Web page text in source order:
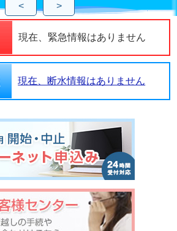
< >
現在、緊急情報はありません
現在、断水情報はありません